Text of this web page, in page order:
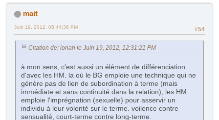
mait
#54
Juin 19, 2012, 05:44:36 PM
Citation de: ionah le Juin 19, 2012, 12:31:21 PM
à mon sens, c'est aussi un élément de différenciation
d'avec les HM. la où le BG emploie une technique qui ne
génère pas de lien de subordination à terme (mais
immédiate et sans continuité dans la relation), les HM
emploie l'imprégnation (sexuelle) pour asservir un
individu à leur volonté sur le terme. voilence contre
sensualité, court-terme contre long-terme.